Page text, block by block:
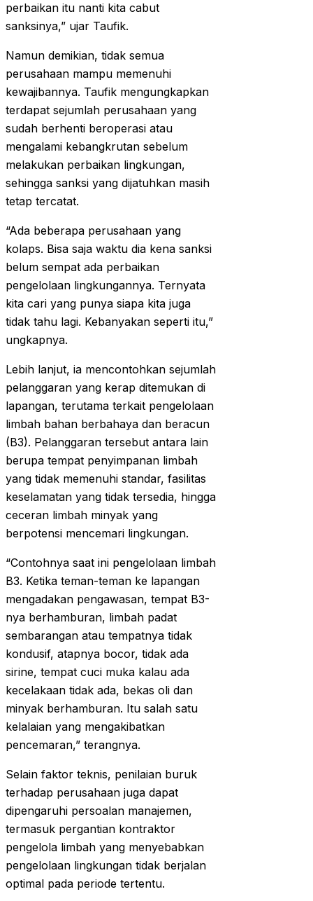
perbaikan itu nanti kita cabut
sanksinya,” ujar Taufik.
Namun demikian, tidak semua
perusahaan mampu memenuhi
kewajibannya. Taufik mengungkapkan
terdapat sejumlah perusahaan yang
sudah berhenti beroperasi atau
mengalami kebangkrutan sebelum
melakukan perbaikan lingkungan,
sehingga sanksi yang dijatuhkan masih
tetap tercatat.
“Ada beberapa perusahaan yang
kolaps. Bisa saja waktu dia kena sanksi
belum sempat ada perbaikan
pengelolaan lingkungannya. Ternyata
kita cari yang punya siapa kita juga
tidak tahu lagi. Kebanyakan seperti itu,”
ungkapnya.
Lebih lanjut, ia mencontohkan sejumlah
pelanggaran yang kerap ditemukan di
lapangan, terutama terkait pengelolaan
limbah bahan berbahaya dan beracun
(B3). Pelanggaran tersebut antara lain
berupa tempat penyimpanan limbah
yang tidak memenuhi standar, fasilitas
keselamatan yang tidak tersedia, hingga
ceceran limbah minyak yang
berpotensi mencemari lingkungan.
“Contohnya saat ini pengelolaan limbah
B3. Ketika teman-teman ke lapangan
mengadakan pengawasan, tempat B3-
nya berhamburan, limbah padat
sembarangan atau tempatnya tidak
kondusif, atapnya bocor, tidak ada
sirine, tempat cuci muka kalau ada
kecelakaan tidak ada, bekas oli dan
minyak berhamburan. Itu salah satu
kelalaian yang mengakibatkan
pencemaran,” terangnya.
Selain faktor teknis, penilaian buruk
terhadap perusahaan juga dapat
dipengaruhi persoalan manajemen,
termasuk pergantian kontraktor
pengelola limbah yang menyebabkan
pengelolaan lingkungan tidak berjalan
optimal pada periode tertentu.